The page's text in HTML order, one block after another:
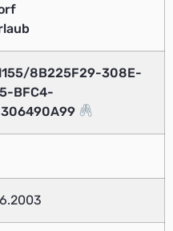
8B225F29-308E-
BFC4-